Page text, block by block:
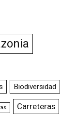
Biodiversidad
Carreteras